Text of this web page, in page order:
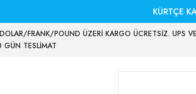
KÜRTÇE
FRANK/POUND ÜZERİ KARGO ÜCRETSİZ. UPS
GÜN TESLİMAT